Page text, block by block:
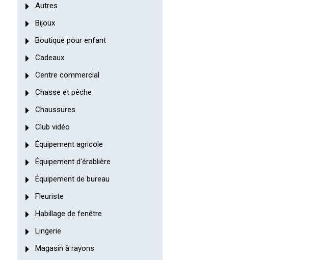
Autres
Bijoux
Boutique pour enfant
Cadeaux
Centre commercial
Chasse et pêche
Chaussures
Club vidéo
Équipement agricole
Équipement d'érablière
Équipement de bureau
Fleuriste
Habillage de fenêtre
Lingerie
Magasin à rayons